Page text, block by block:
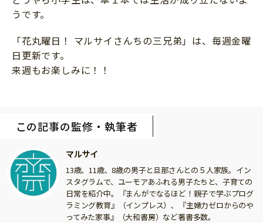
うです。
「花丸曜日！ マルサイさんちの三兄弟」は、毎週金曜
日更新です。
来週もお楽しみに！！
この記事の監修・執筆者
マルサイ
13歳、11歳、8歳の男子と旦那さんとの５人家族。イン
スタグラムで、ユーモアあふれる男子たちと、子育ての
日常を紹介中。『まんがでなるほど！親子で学ぶプログ
ラミング教育』（インプレス）、『主婦力ゼロからのや
ってみた家事』（大和書房）など著書多数。